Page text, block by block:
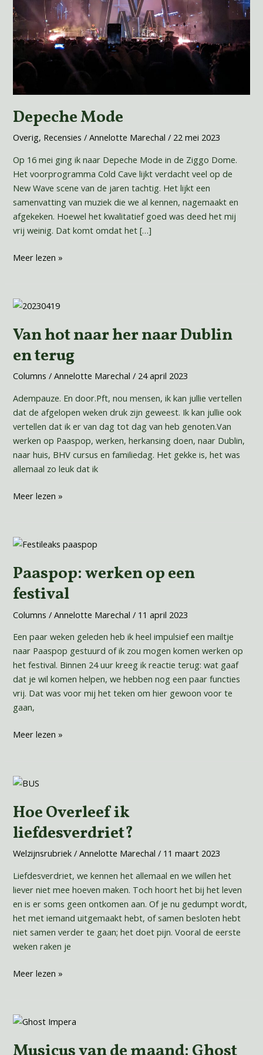
Depeche Mode
Overig, Recensies /Annelotte Marechal/ 22 mei 2023
Op 16 mei ging ik naar Depeche Mode in de Ziggo Dome.
Het voorprogramma Cold Cave lijkt verdacht veel op de
New Wave scene van de jaren tachtig. Het lijkt een
samenvatting van muziek die we al kennen, nagemaakt en
afgekeken. Hoewel het kwalitatief goed was deed het mij
vrij weinig. Dat komt omdat het […]
Meer lezen »
Van hot naar her naar Dublin
en terug
Columns /Annelotte Marechal/ 24 april 2023
Adempauze. En door.Pft, nou mensen, ik kan jullie vertellen
dat de afgelopen weken druk zijn geweest. Ik kan jullie ook
vertellen dat ik er van dag tot dag van heb genoten.Van
werken op Paaspop, werken, herkansing doen, naar Dublin,
naar huis, BHV cursus en familiedag. Het gekke is, het was
allemaal zo leuk dat ik
Van
naar
naar
Dublin
terug
Meer lezen »
Paaspop: werken op een
festival
Columns /Annelotte Marechal/ 11 april 2023
Een paar weken geleden heb ik heel impulsief een mailtje
naar Paaspop gestuurd of ik zou mogen komen werken op
het festival. Binnen 24 uur kreeg ik reactie terug: wat gaaf
dat je wil komen helpen, we hebben nog een paar functies
vrij. Dat was voor mij het teken om hier gewoon voor te
gaan,
Paaspop:
op
een
festival
Meer lezen »
Hoe Overleef ik
liefdesverdriet?
Welzijnsrubriek /Annelotte Marechal/ 11 maart 2023
Liefdesverdriet, we kennen het allemaal en we willen het
liever niet mee hoeven maken. Toch hoort het bij het leven
en is er soms geen ontkomen aan. Of je nu gedumpt wordt,
het met iemand uitgemaakt hebt, of samen besloten hebt
niet samen verder te gaan; het doet pijn. Vooral de eerste
weken raken je
Hoe
ik
liefdesverdriet?
Meer lezen »
Musicus
de